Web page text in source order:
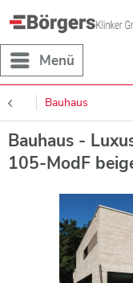
Menü
Bauhaus
Bauhaus -
105-ModF